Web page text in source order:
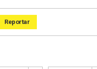
Reportar